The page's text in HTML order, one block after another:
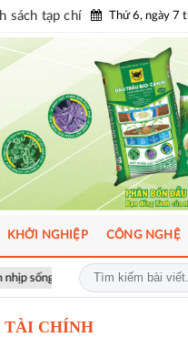
sách tạp chí Thứ 6, ngày 7
ICFM 2026: Đột phá
KHỞI NGHIỆP CÔNG NGHỆ
TÀI CHÍNH